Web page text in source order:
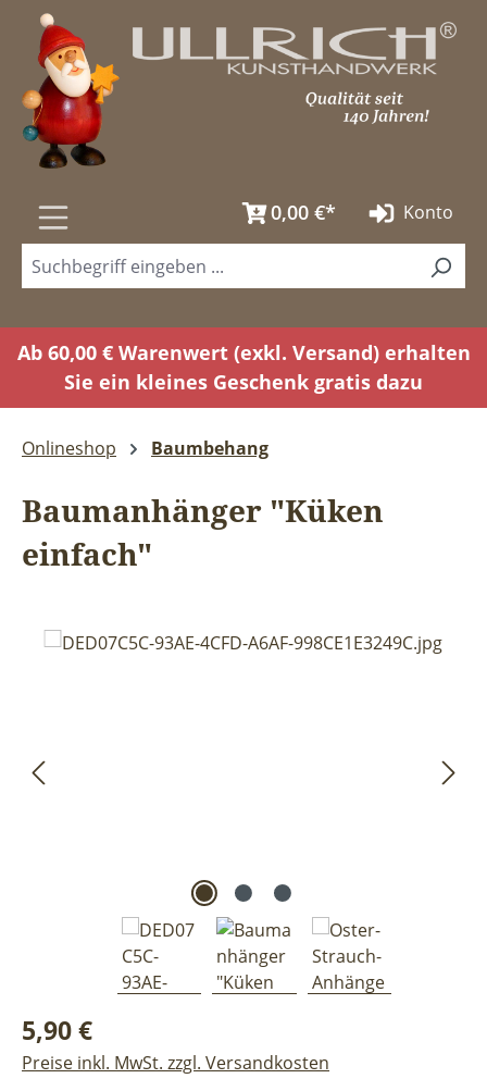
Zum Hauptinhalt springen
0,00 €* Konto
Ab 60,00 € Warenwert (exkl. Versand) erhalten
Sie ein kleines Geschenk gratis dazu
Onlineshop Baumbehang
Baumanhänger "Küken
einfach"
Bildergalerie überspringen
Regulärer Preis:
5,90 €
Preise inkl. MwSt. zzgl. Versandkosten